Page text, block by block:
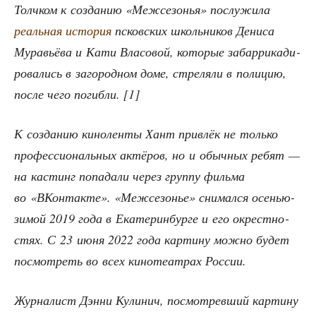
Толч­ком к созда­нию «Меж­се­зо­нья» послу­жи­ла
реаль­ная исто­рия псков­ских школь­ни­ков Дени­са
Мура­вьё­ва и Кати Вла­со­вой, кото­рые забар­ри­ка­ди­
ро­ва­лись в заго­род­ном доме, стре­ля­ли в поли­цию,
после чего погиб­ли. [1]
К созда­нию кино­лен­ты Хант при­влёк не толь­ко
про­фес­си­о­наль­ных актё­ров, но и обыч­ных ребят —
на кастинг попа­да­ли через груп­пу филь­ма
во «ВКон­так­те». «Меж­се­зо­нье» сни­мал­ся осе­нью-
зимой 2019 года в Ека­те­рин­бур­ге и его окрест­но­
стях. С 23 июня 2022 года кар­ти­ну мож­но будет
посмот­реть во всех кино­те­ат­рах России.
Жур­на­лист Дэн­ни Кули­нич, посмот­рев­ший кар­ти­ну